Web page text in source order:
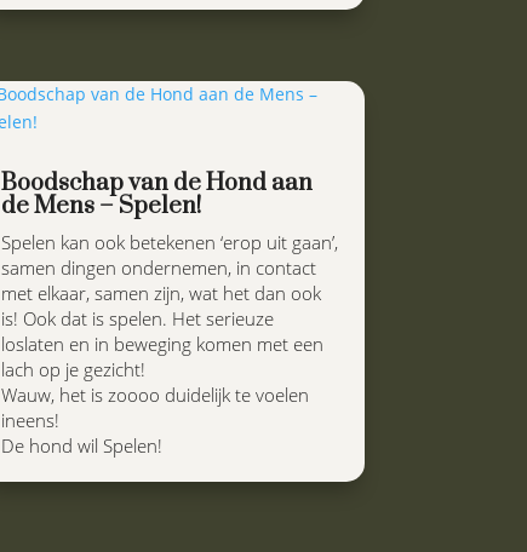
Boodschap van de Hond aan
de Mens – Spelen!
Spelen kan ook betekenen ‘erop uit gaan’,
samen dingen ondernemen, in contact
met elkaar, samen zijn, wat het dan ook
is! Ook dat is spelen. Het serieuze
loslaten en in beweging komen met een
lach op je gezicht!
Wauw, het is zoooo duidelijk te voelen
ineens!
De hond wil Spelen!